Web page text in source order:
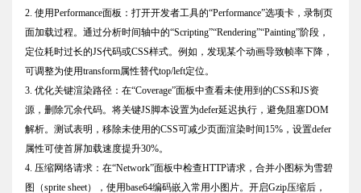
2. 使用Performance面板：打开开发者工具的“Performance”选项卡，录制页
面加载过程。通过分析时间轴中的“Scripting”“Rendering”“Painting”阶段，
定位耗时过长的JS代码或CSS样式。例如，发现某个动画导致帧率下降，
可调整为使用transform属性替代top/left定位。
3. 优化关键渲染路径：在“Coverage”面板中查看未使用到的CSS和JS资
源，删除冗余代码。将关键JS脚本设置为defer延迟执行，避免阻塞DOM
解析。测试表明，移除未使用的CSS可减少页面渲染时间15%，设置defer
属性可使首屏加载速度提升30%。
4. 压缩网络请求：在“Network”面板中检查HTTP请求，合并小图标为雪碧
图（sprite sheet），使用base64编码嵌入常用小图片。开启Gzip压缩后，